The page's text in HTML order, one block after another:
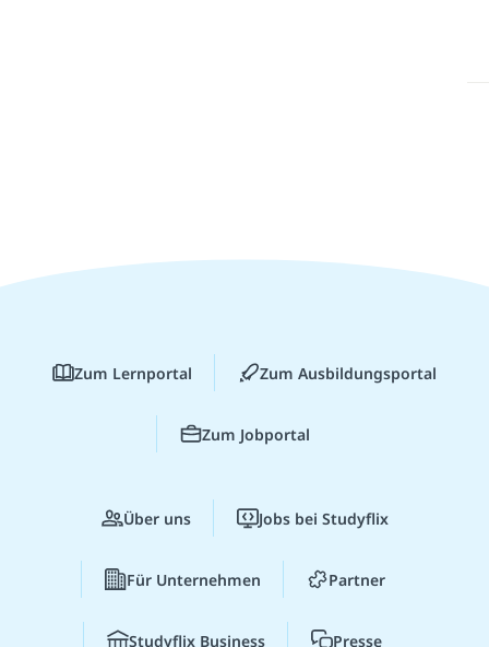
Zum Lernportal Zum Ausbildungsportal
Zum Jobportal
Über uns Jobs bei Studyflix
Für Unternehmen Partner
Studyflix Business Presse